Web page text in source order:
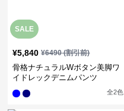
SALE
¥5,840 ¥6490(割引前)
骨格ナチュラルWボタン美脚ワ
イドレックデニムパンツ
全2色